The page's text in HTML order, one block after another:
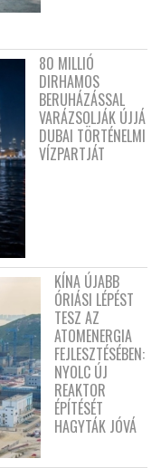
80 MILLIÓ
DIRHAMOS
BERUHÁZÁSSAL
VARÁZSOLJÁK ÚJJÁ
DUBAI TÖRTÉNELMI
VÍZPARTJÁT
KÍNA ÚJABB
ÓRIÁSI LÉPÉST
TESZ AZ
ATOMENERGIA
FEJLESZTÉSÉBEN:
NYOLC ÚJ
REAKTOR
ÉPÍTÉSÉT
HAGYTÁK JÓVÁ